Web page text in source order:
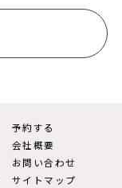
予約する
会社概要
お問い合わせ
サイトマップ